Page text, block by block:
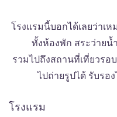
โรงแรมนี้บอกได้เลยว่าเ
ทั้งห้องพัก สระว่ายน้
รวมไปถึงสถานที่เที่ยวรอ
ไปถ่ายรูปได้ รับรอ
โรงแรม